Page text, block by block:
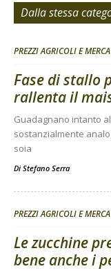
Dalla stessa
PREZZI AGRICOLI E
Fase di stallo
rallenta il
Guadagnano intanto
sostanzialmente
soia
Di Stefano Serra
PREZZI AGRICOLI E
Le zucchine
bene anche i